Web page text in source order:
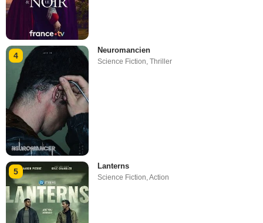
4
Neuromancien
Science Fiction,Thriller
5
Lanterns
Science Fiction,Action